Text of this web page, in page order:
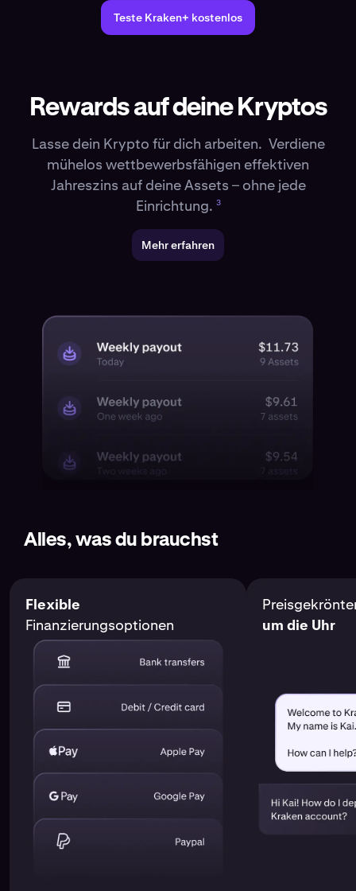
Teste Kraken+ kostenlos
Rewards auf deine Kryptos
Lasse dein Krypto für dich arbeiten. Verdiene
mühelos wettbewerbsfähigen effektiven
Jahreszins auf deine Assets – ohne jede
Einrichtung. 3
Mehr erfahren
Alles, was du brauchst
Flexible
Finanzierungsoptionen
um die Uhr